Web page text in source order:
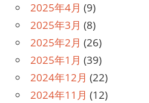
2025年4月 (9)
2025年3月 (8)
2025年2月 (26)
2025年1月 (39)
2024年12月 (22)
2024年11月 (12)